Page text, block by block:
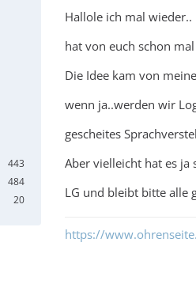
443
484
20
Hallole ich mal wieder..
hat von euch schon
Die Idee kam von
wenn ja..werden wir
gescheites
Aber vielleicht hat es ja
LG und bleibt bitte alle
https://